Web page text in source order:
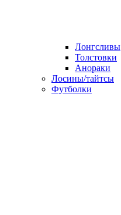
Лонгсливы
Толстовки
Анораки
Лосины/тайтсы
Футболки